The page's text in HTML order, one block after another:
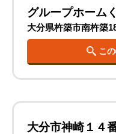
グループホーム
大分県杵築市南杵築
こ
大分市神崎１４